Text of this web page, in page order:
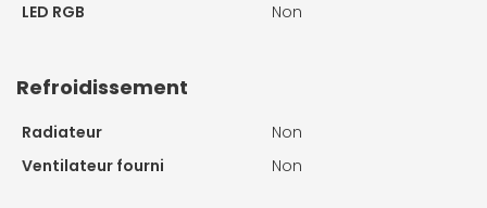
LED RGB
Non
Refroidissement
Radiateur
Non
Ventilateur fourni
Non